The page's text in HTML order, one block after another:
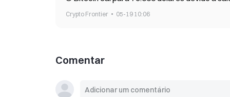
Crypto Frontier 05-19 10:06
Comentar